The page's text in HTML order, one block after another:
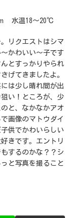
水温18～20℃
リクエストはシマ
かわいい～子です
とすっかりやられ
げてきましたよ。
は少し晴れ間が出
い！ところが、少
と、なかなかアオ
画像のマトウダイ
供でかわいらしい
きです。エントリ
するのかな？？シ
と写真を撮ること